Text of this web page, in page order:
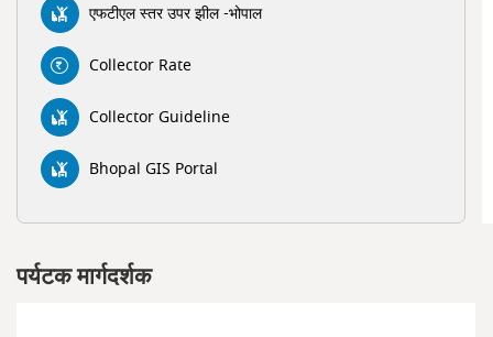
एफटीएल स्तर उपर झील -भोपाल
Collector Rate
Collector Guideline
Bhopal GIS Portal
पर्यटक मार्गदर्शक